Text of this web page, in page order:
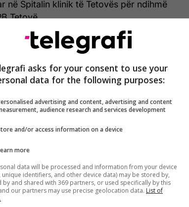
në Spitalin klinik të Tetovës për ndihmë
Tetovë.
asks for your consent to use your
data for the following purposes:
advertising and content, advertising and content
audience research and services development
and/or access information on a device
more
data will be processed and information from your device
unique identifiers, and other device data) may be stored by,
by and shared with 369 partners, or used specifically by this
our partners may use precise geolocation data. List of